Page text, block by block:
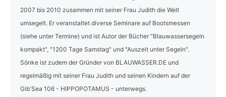
2007 bis 2010 zusammen mit seiner Frau Judith die Welt
umsegelt. Er veranstaltet diverse Seminare auf Bootsmessen
(siehe unter Termine) und ist Autor der Bücher "Blauwassersegeln
kompakt", "1200 Tage Samstag" und "Auszeit unter Segeln".
Sönke ist zudem der Gründer von BLAUWASSER.DE und
regelmäßig mit seiner Frau Judith und seinen Kindern auf der
Gib'Sea 106 - HIPPOPOTAMUS - unterwegs.